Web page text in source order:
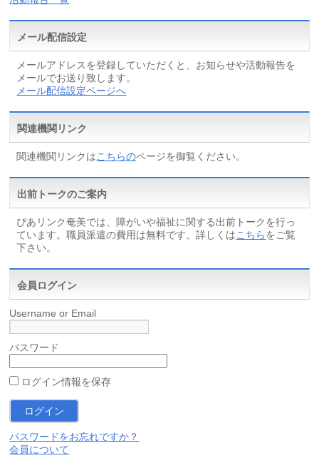
メール配信設定
メールアドレスを登録していただくと、お知らせや活動報告を
メールでお送り致します。
メール配信設定ページへ
関連機関リンク
関連機関リンクはこちらのページを御覧ください。
出前トークのご案内
ぴあリンク奄美では、障がいや福祉に関する出前トークを行っ
ています。職員派遣の費用は無料です。詳しくはこちらをご覧
下さい。
会員ログイン
Username or Email
パスワード
ログイン情報を保存
パスワードをお忘れですか？
会員について